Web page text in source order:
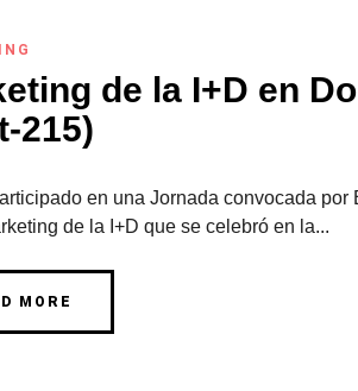
de la I+D en
215)
en una Jornada convocada por
de la I+D que se celebró en la...
MORE